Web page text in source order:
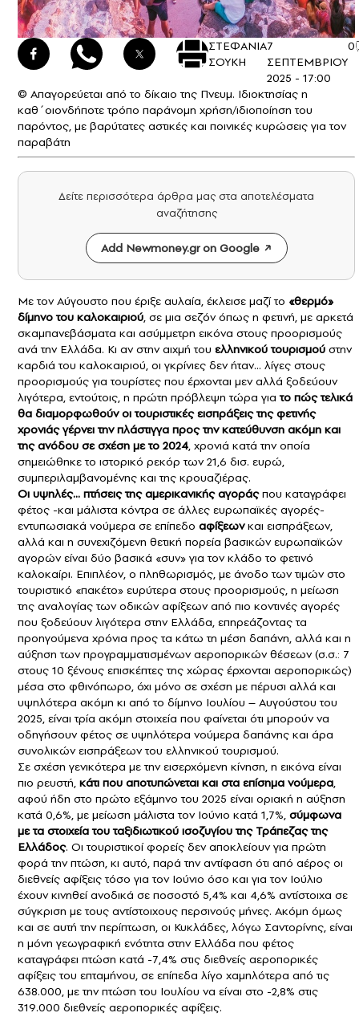
ΣΤΕΦΑΝΙΑ
ΣΟΥΚΗ
7
ΣΕΠΤΕΜΒΡΙΟΥ
2025 - 17:00
0
© Απαγορεύεται από το δίκαιο της Πνευμ. Ιδιοκτησίας η
καθ΄οιονδήποτε τρόπο παράνομη χρήση/ιδιοποίηση του
παρόντος, με βαρύτατες αστικές και ποινικές κυρώσεις για τον
παραβάτη
Δείτε περισσότερα άρθρα μας στα αποτελέσματα
αναζήτησης
Add Newmoney.gr on Google
Με τον Αύγουστο που έριξε αυλαία, έκλεισε μαζί το «θερμό»
δίμηνο του καλοκαιριού, σε μια σεζόν όπως η φετινή, με αρκετά
σκαμπανεβάσματα και ασύμμετρη εικόνα στους προορισμούς
ανά την Ελλάδα. Κι αν στην αιχμή του ελληνικού τουρισμού στην
καρδιά του καλοκαιριού, οι γκρίνιες δεν ήταν… λίγες στους
προορισμούς για τουρίστες που έρχονται μεν αλλά ξοδεύουν
λιγότερα, εντούτοις, η πρώτη πρόβλεψη τώρα γιατο πώς τελικά
θα διαμορφωθούν οι τουριστικές εισπράξεις της φετινής
χρονιάς γέρνει την πλάστιγγα προς την κατεύθυνση ακόμη και
της ανόδου σε σχέση με το 2024, χρονιά κατά την οποία
σημειώθηκε το ιστορικό ρεκόρ των 21,6 δισ. ευρώ,
συμπεριλαμβανομένης και της κρουαζιέρας.
Οι υψηλές… πτήσεις της αμερικανικής αγοράςπου καταγράφει
φέτος -και μάλιστα κόντρα σε άλλες ευρωπαϊκές αγορές-
εντυπωσιακά νούμερα σε επίπεδο αφίξεωνκαι εισπράξεων,
αλλά και η συνεχιζόμενη θετική πορεία βασικών ευρωπαϊκών
αγορών είναι δύο βασικά «συν» για τον κλάδο το φετινό
καλοκαίρι. Επιπλέον, ο πληθωρισμός, με άνοδο των τιμών στο
τουριστικό «πακέτο» ευρύτερα στους προορισμούς, η μείωση
της αναλογίας των οδικών αφίξεων από πιο κοντινές αγορές
που ξοδεύουν λιγότερα στην Ελλάδα, επηρεάζοντας τα
προηγούμενα χρόνια προς τα κάτω τη μέση δαπάνη, αλλά και η
αύξηση των προγραμματισμένων αεροπορικών θέσεων (σ.σ.: 7
στους 10 ξένους επισκέπτες της χώρας έρχονται αεροπορικώς)
μέσα στο φθινόπωρο, όχι μόνο σε σχέση με πέρυσι αλλά και
υψηλότερα ακόμη κι από το δίμηνο Ιουλίου – Αυγούστου του
2025, είναι τρία ακόμη στοιχεία που φαίνεται ότι μπορούν να
οδηγήσουν φέτος σε υψηλότερα νούμερα δαπάνης και άρα
συνολικών εισπράξεων του ελληνικού τουρισμού.
Σε σχέση γενικότερα με την εισερχόμενη κίνηση, η εικόνα είναι
πιο ρευστή, κάτι που αποτυπώνεται και στα επίσημα νούμερα,
αφού ήδη στο πρώτο εξάμηνο του 2025 είναι οριακή η αύξηση
κατά 0,6%, με μείωση μάλιστα τον Ιούνιο κατά 1,7%, σύμφωνα
με τα στοιχεία του ταξιδιωτικού ισοζυγίου της Τράπεζας της
Ελλάδος. Οι τουριστικοί φορείς δεν αποκλείουν για πρώτη
φορά την πτώση, κι αυτό, παρά την αντίφαση ότι από αέρος οι
διεθνείς αφίξεις τόσο για τον Ιούνιο όσο και για τον Ιούλιο
έχουν κινηθεί ανοδικά σε ποσοστό 5,4% και 4,6% αντίστοιχα σε
σύγκριση με τους αντίστοιχους περσινούς μήνες. Ακόμη όμως
και σε αυτή την περίπτωση, οι Κυκλάδες, λόγω Σαντορίνης, είναι
η μόνη γεωγραφική ενότητα στην Ελλάδα που φέτος
καταγράφει πτώση κατά -7,4% στις διεθνείς αεροπορικές
αφίξεις του επταμήνου, σε επίπεδα λίγο χαμηλότερα από τις
638.000, με την πτώση του Ιουλίου να είναι στο -2,8% στις
319.000 διεθνείς αεροπορικές αφίξεις.